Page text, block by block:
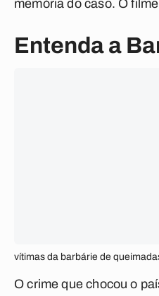
memória do caso. O
Entenda a
vítimas da barbárie de
O crime que chocou o